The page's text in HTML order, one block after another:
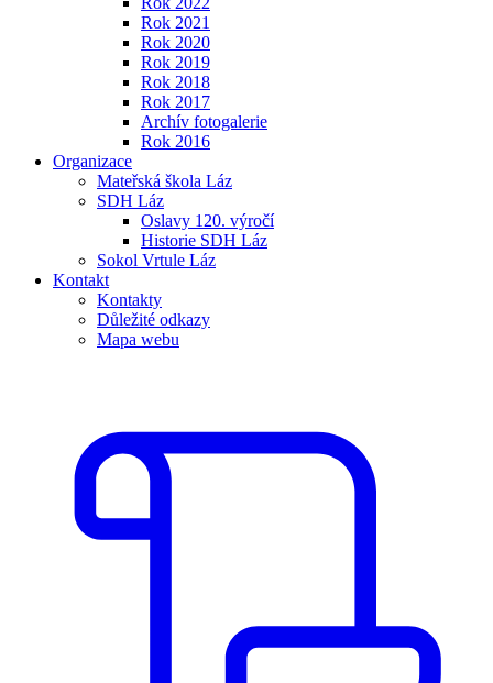
Rok 2021
Rok 2020
Rok 2019
Rok 2018
Rok 2017
Archív fotogalerie
Rok 2016
Organizace
Mateřská škola Láz
SDH Láz
Oslavy 120. výročí
Historie SDH Láz
Sokol Vrtule Láz
Kontakt
Kontakty
Důležité odkazy
Mapa webu